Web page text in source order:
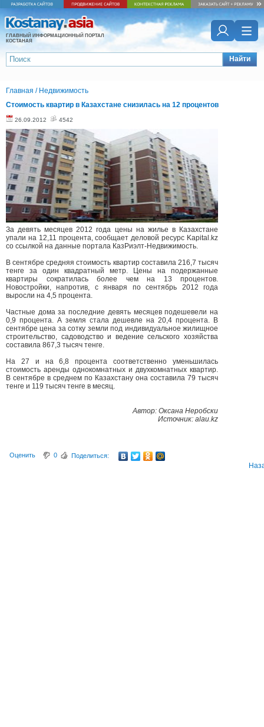
ГЛАВНЫЙ ИНФОРМАЦИОННЫЙ ПОРТАЛ
КОСТАНАЯ
Найти
Главная / Недвижимость
Стоимость квартир в Казахстане снизилась на 12 процентов
26.09.2012 4542
За девять месяцев 2012 года цены на жилье в Казахстане
упали на 12,11 процента, сообщает деловой ресурс Kapital.kz
со ссылкой на данные портала КазРиэлт-Недвижимость.
В сентябре средняя стоимость квартир составила 216,7 тысяч
тенге за один квадратный метр. Цены на подержанные
квартиры сократилась более чем на 13 процентов.
Новостройки, напротив, с января по сентябрь 2012 года
выросли на 4,5 процента.
Частные дома за последние девять месяцев подешевели на
0,9 процента. А земля стала дешевле на 20,4 процента. В
сентябре цена за сотку земли под индивидуальное жилищное
строительство, садоводство и ведение сельского хозяйства
составила 867,3 тысяч тенге.
На 27 и на 6,8 процента соответственно уменьшилась
стоимость аренды однокомнатных и двухкомнатных квартир.
В сентябре в среднем по Казахстану она составила 79 тысяч
тенге и 119 тысяч тенге в месяц.
Автор: Оксана Неробски
Источник: alau.kz
Оценить 0 Поделиться: